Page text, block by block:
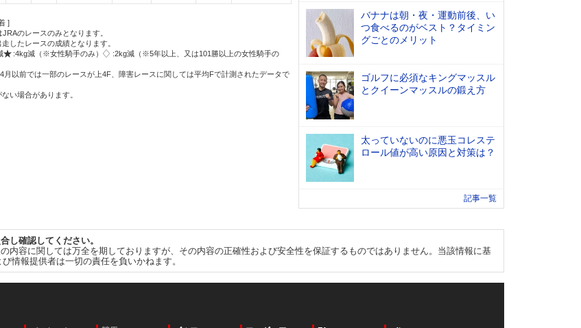
]
のレースのみとなります。
したレースの成績となります。
:4kg減（※女性騎手のみ）
:2kg減（※5年以上、又は101勝以上の女性騎手の
以前では一部のレースが上4F、障害レースに関しては平均Fで計測されたデータで
い場合があります。
バナナは朝・夜・運動前後、い
つ食べるのがベスト？タイミン
グごとのメリット
ゴルフに必須なキングマッスル
とクイーンマッスルの鍛え方
太っていないのに悪玉コレステ
ロール値が高い原因と対策は？
記事一覧
し確認してください。
内容に関しては万全を期しておりますが、その内容の正確性および安全性を保証するものではありません。当該情報に基
情報提供者は一切の責任を負いかねます。